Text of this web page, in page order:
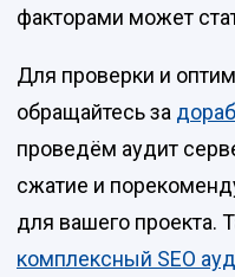
факторами может
Для проверки и
обращайтесь за
проведём аудит
сжатие и
для вашего проекта.
комплексный SEO